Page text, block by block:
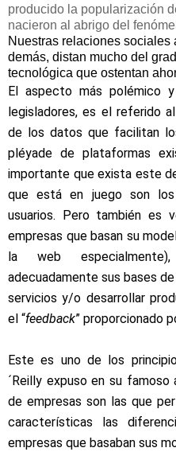
producido la popularización
nacieron al abrigo del
Nuestras relaciones sociales
demás, distan mucho del
tecnológica que ostentan
El aspecto más polémico
legisladores, es el referido
de los datos que facilitan
pléyade de plataformas
importante que exista este
que está en juego son
usuarios. Pero también es
empresas que basan su
la web
adecuadamente sus bases
servicios y/o desarrollar
el “feedback” proporcionado
Este es uno de los
´Reilly expuso en su famoso
de empresas son las que
características las
empresas que basaban sus